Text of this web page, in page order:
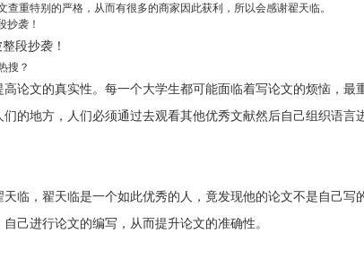
重特别的严格，从而有很多的商家因此获利，所以会感谢翟天临。
抄袭！
段抄袭！
搜？
论文的真实性。每一个大学生都可能面临着写论文的烦恼，
的地方，人们必须通过去观看其他优秀文献然后自己组织语言
临，翟天临是一个如此优秀的人，竟发现他的论文不是自己
己进行论文的编写，从而提升论文的准确性。